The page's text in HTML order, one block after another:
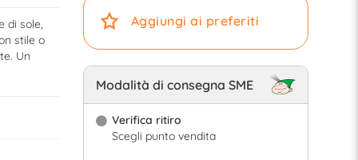
di sole,
stile o
Un
Aggiungi ai preferiti
Modalità di consegna SME
Verifica ritiro
Scegli punto vendita